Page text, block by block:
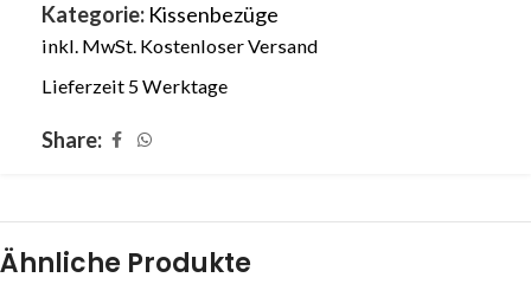
Kategorie: Kissenbezüge
inkl. MwSt. Kostenloser Versand
Lieferzeit 5 Werktage
Share:
Ähnliche Produkte